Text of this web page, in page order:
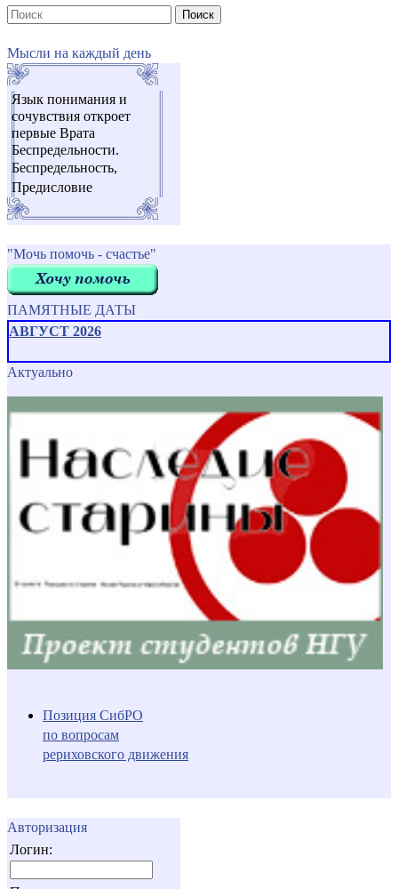
Поиск
Мысли на каждый день
Язык понимания и
сочувствия откроет
первые Врата
Беспредельности.
Беспредельность,
Предисловие
"Мочь помочь - счастье"
ПАМЯТНЫЕ ДАТЫ
АВГУСТ 2026
Актуально
Позиция СибРО
по вопросам
рериховского движения
Авторизация
Логин: